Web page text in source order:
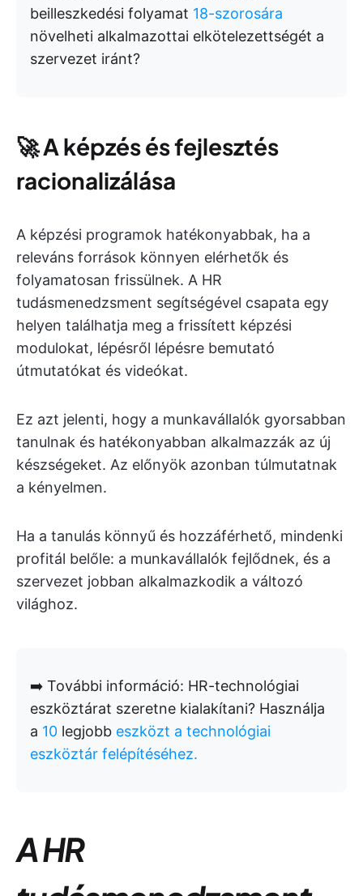
beilleszkedési folyamat 18-szorosára
növelheti alkalmazottai elkötelezettségét a
szervezet iránt?
🚀A képzés és fejlesztés
racionalizálása
A képzési programok hatékonyabbak, ha a
releváns források könnyen elérhetők és
folyamatosan frissülnek. A HR
tudásmenedzsment segítségével csapata egy
helyen találhatja meg a frissített képzési
modulokat, lépésről lépésre bemutató
útmutatókat és videókat.
Ez azt jelenti, hogy a munkavállalók gyorsabban
tanulnak és hatékonyabban alkalmazzák az új
készségeket. Az előnyök azonban túlmutatnak
a kényelmen.
Ha a tanulás könnyű és hozzáférhető, mindenki
profitál belőle: a munkavállalók fejlődnek, és a
szervezet jobban alkalmazkodik a változó
világhoz.
➡️ További információ: HR-technológiai
eszköztárat szeretne kialakítani? Használja
a 10 legjobb eszközt a technológiai
eszköztár felépítéséhez.
A HR